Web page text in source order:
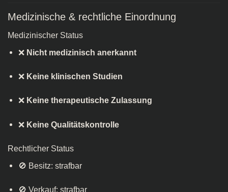
Medizinische & rechtliche Einordnung
Medizinischer Status
❌ Nicht medizinisch anerkannt
❌ Keine klinischen Studien
❌ Keine therapeutische Zulassung
❌ Keine Qualitätskontrolle
Rechtlicher Status
🚫 Besitz: strafbar
🚫 Verkauf: strafbar